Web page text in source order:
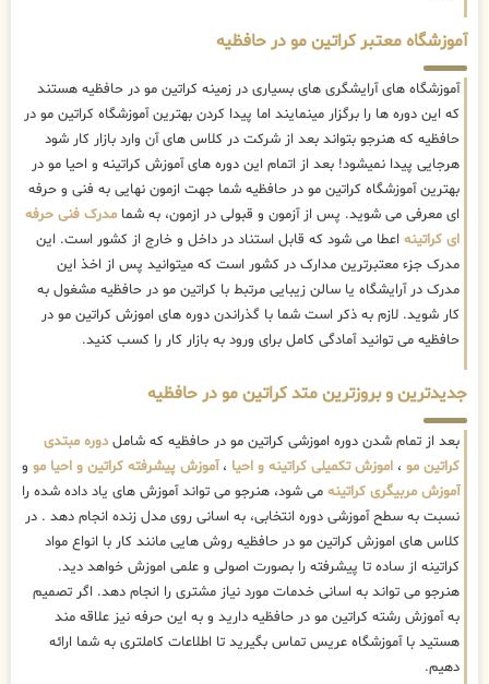
آموزشگاه معتبر کراتین مو در حافظیه
آموزشگاه های آرایشگری های بسیاری در زمینه کراتین مو در حافظیه هستند
که این دوره ها را برگزار مینمایند اما پیدا کردن بهترین آموزشگاه کراتین مو در
حافظیه که هنرجو بتواند بعد از شرکت در کلاس های آن وارد بازار کار شود
هرجایی پیدا نمیشود! بعد از اتمام این دوره های آموزش کراتینه و احیا مو در
بهترین آموزشگاه کراتین مو در حافظیه شما جهت ازمون نهایی به فنی و حرفه
ای معرفی می شوید. پس از آزمون و قبولی در ازمون، به شما مدرک فنی حرفه
ای کراتینه اعطا می شود که قابل استناد در داخل و خارج از کشور است. این
مدرک جزء معتبرترین مدارک در کشور است که میتوانید پس از اخذ این
مدرک در آرایشگاه یا سالن زیبایی مرتبط با کراتین مو در حافظیه مشغول به
کار شوید. لازم به ذکر است شما با گذراندن دوره های اموزش کراتین مو در
حافظیه می توانید آمادگی کامل برای ورود به بازار کار را کسب کنید.
جدیدترین و بروزترین متد کراتین مو در حافظیه
بعد از تمام شدن دوره اموزشی کراتین مو در حافظیه که شاملدوره مبتدی
کراتین مو ، اموزش تکمیلی کراتینه و احیا ،آموزش پیشرفته کراتین و احیا مو و
آموزش مربیگری کراتینه می شود، هنرجو می تواند آموزش های یاد داده شده را
نسبت به سطح آموزشی دوره انتخابی، به اسانی روی مدل زنده انجام دهد . در
کلاس های اموزش کراتین مو در حافظیه روش هایی مانند کار با انواع مواد
کراتینه از ساده تا پیشرفته را بصورت اصولی و علمی اموزش خواهد دید.
هنرجو می تواند به اسانی خدمات مورد نیاز مشتری را انجام دهد. اگر تصمیم
به آموزش رشته کراتین مو در حافظیه دارید و به این حرفه نیز علاقه مند
هستید با آموزشگاه عریس تماس بگیرید تا اطلاعات کاملتری به شما ارائه
دهیم.